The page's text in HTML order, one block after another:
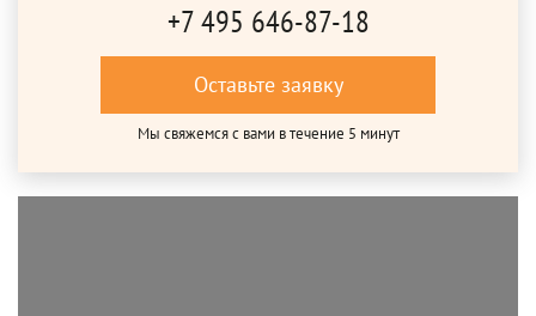
+7 495 646-87-18
Оставьте заявку
Мы свяжемся с вами в течение 5 минут